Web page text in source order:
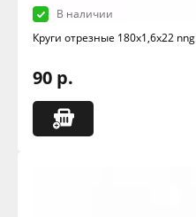
В наличии
Круги отрезные 180х1,6х22 nng
90 р.